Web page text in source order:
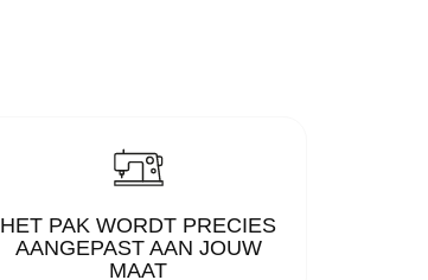
HET PAK WORDT PRECIES
AANGEPAST AAN JOUW
MAAT